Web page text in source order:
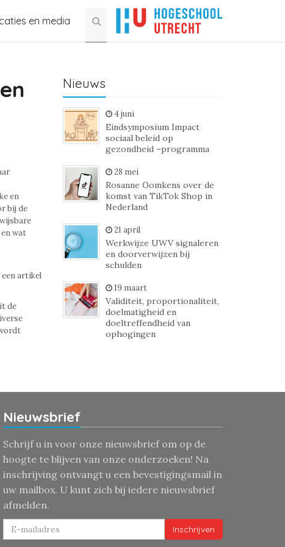
en media
en
bij de
wat
artikel
de
Nieuws
4 juni
Eindsymposium Impact
sociaal beleid op
gezondheid –programma
28 mei
Rosanne Oomkens over de
komst van TikTok Shop in
Nederland
21 april
Werkwijze UWV signaleren
en doorverwijzen bij
schulden
19 maart
Validiteit, proportionaliteit,
doelmatigheid en
doeltreffendheid van
ophogingen
Nieuwsbrief
Schrijf u in voor onze nieuwsbrief om op de
hoogte te blijven van onze onderzoeken! Na
inschrijving ontvangt u een bevestigingsmail in
uw mailbox. U kunt zich bij iedere nieuwsbrief
afmelden.
Inschrijven